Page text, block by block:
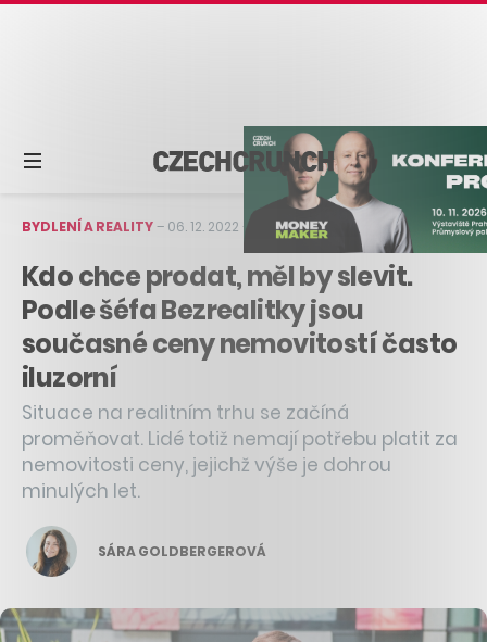
BYDLENÍ A REALITY– 06. 12. 2022 – 2 min čtení
Kdo chce prodat, měl by slevit.
Podle šéfa Bezrealitky jsou
současné ceny nemovitostí často
iluzorní
Situace na realitním trhu se začíná
proměňovat. Lidé totiž nemají potřebu platit za
nemovitosti ceny, jejichž výše je dohrou
minulých let.
SÁRA GOLDBERGEROVÁ